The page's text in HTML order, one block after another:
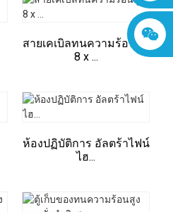
สายเคเบิลทนความร้อนสูง
8 x ...
ห้องปฏิบัติการ อัลตร้าไฟน์
ไฮ...